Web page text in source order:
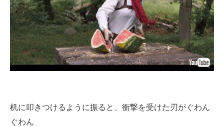
机に叩きつけるように振ると、衝撃を受けた刃がぐわん
ぐわん